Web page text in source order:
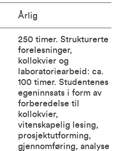
Årlig
250 timer. Strukturerte
forelesninger,
kollokvier og
laboratoriearbeid: ca.
100 timer. Studentenes
egeninnsats i form av
forberedelse til
kollokvier,
vitenskapelig lesing,
prosjektutforming,
gjennomføring, analyse